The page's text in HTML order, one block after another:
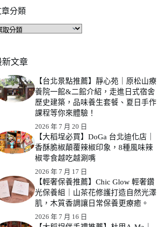
分類
新文章
【台北景點推薦】靜心苑｜原松山療
養院一館&二館介紹，走進日式宿舍
歷史建築，品味養生套餐、夏日手作
課程等你來體驗！
2026 年 7 月 20 日
【大稻埕必買】DoGa 台北迪化店｜
香酥脆椒顛覆辣椒印象，8種風味辣
椒零食越吃越涮嘴
2026 年 7 月 17 日
【輕奢保養推薦】Chic Glow 輕奢鑽
光保養組｜山茶花修護打造自然光澤
肌，木質香調讓日常保養更療癒。
2026 年 7 月 16 日